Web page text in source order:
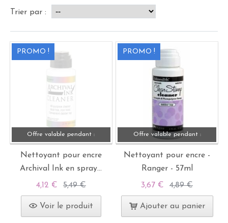
Trier par :
PROMO !
Offre valable pendant :
Nettoyant pour encre
Archival Ink en spray...
4,12 € 5,49 €
Voir le produit
PROMO !
Offre valable pendant :
Nettoyant pour encre -
Ranger - 57ml
3,67 € 4,89 €
Ajouter au panier